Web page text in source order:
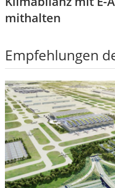
mithalten
Empfehlungen